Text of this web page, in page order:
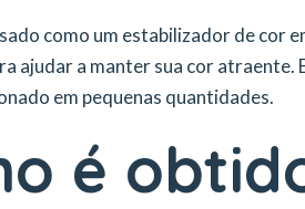
como um estabilizador de cor
ajudar a manter sua cor atraente.
em pequenas quantidades.
é